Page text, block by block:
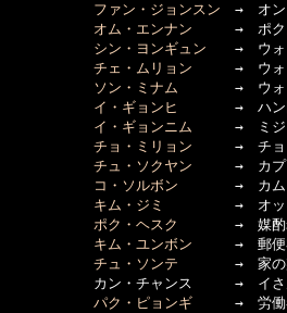
ファン・ジョンスン →　オン
オム・エンナン →　ポクス
シン・ヨンギュン →　ウォ
チェ・ムリョン →　ウォン
ソン・ミナム →　ウォンパ
イ・ギョンヒ
→　ハン氏
イ・ギョンニム →　ミジャ
チョ・ミリョン →　チョン
チュ・ソクヤン →　カプト
コ・ソルボン →　カムトゥ
キム・ジミ
→　オッキ　
ポク・ヘスク
→　媒酌老婆
キム・ユンボン →　郵便
チュ・ソンテ →　家の敷
カン・チャンス　　　→　イさん　
パク・ピョンギ →　労働